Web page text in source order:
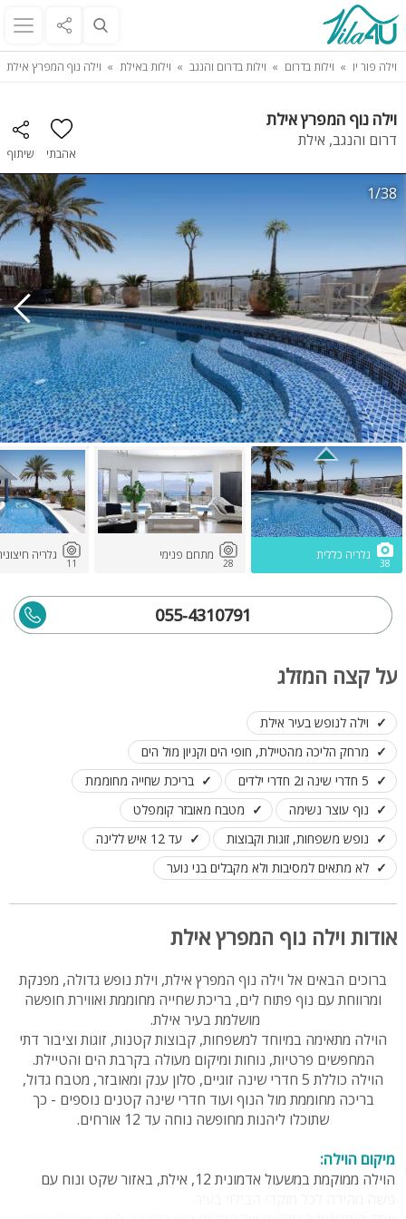
וילה פור יו וילות בדרום וילות בדרום והנגב וילות באילת וילה נוף המפרץ אילת
וילה נוף המפרץ אילת
דרום והנגב, אילת
אהבתי שיתוף
1/38
38
גלריה כללית
28
מתחם פנימי
11
גלריה
055-4310791
על קצה המזלג
וילה לנופש בעיר אילת
מרחק הליכה מהטיילת, חופי הים וקניון מול הים
5 חדרי שינה ו2 חדרי ילדים
בריכת שחייה מחוממת
נוף עוצר נשימה
מטבח מאובזר קומפלט
נופש משפחות, זוגות וקבוצות
עד 12 איש ללינה
לא מתאים למסיבות ולא מקבלים בני נוער
אודות וילה נוף המפרץ אילת
ברוכים הבאים אל וילה נוף המפרץ אילת, וילת נופש גדולה, מפנקת
ומרווחת עם נוף פתוח לים, בריכת שחייה מחוממת ואווירת חופשה
מושלמת בעיר אילת.
הוילה מתאימה במיוחד למשפחות, קבוצות קטנות, זוגות וציבור דתי
המחפשים פרטיות, נוחות ומיקום מעולה בקרבת הים והטיילת.
הוילה כוללת 5 חדרי שינה זוגיים, סלון ענק ומאובזר, מטבח גדול,
בריכה מחוממת מול הנוף ועוד חדרי שינה קטנים נוספים - כך
שתוכלו ליהנות מחופשה נוחה עד 12 אורחים.
מיקום הוילה:
הוילה ממוקמת במשעול אדמונית 12, אילת, באזור שקט ונוח עם